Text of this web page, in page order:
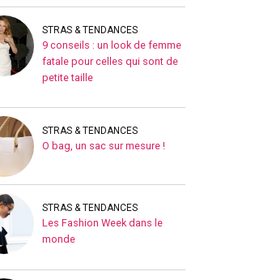
STRAS & TENDANCES
9 conseils : un look de femme
fatale pour celles qui sont de
petite taille
STRAS & TENDANCES
O bag, un sac sur mesure !
STRAS & TENDANCES
Les Fashion Week dans le
monde